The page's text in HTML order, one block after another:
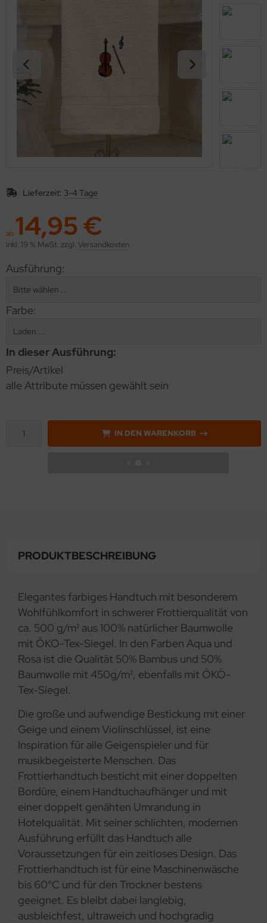
Lieferzeit: 3-4 Tage
ab 14,95 €
inkl. 19 % MwSt. zzgl. Versandkosten
Ausführung:
Farbe:
In dieser Ausführung:
Preis/Artikel
alle Attribute müssen gewählt sein
IN DEN WARENKORB
PRODUKTBESCHREIBUNG
Elegantes farbiges Handtuch mit besonderem
Wohlfühlkomfort in schwerer Frottierqualität von
ca. 500 g/m² aus 100% natürlicher Baumwolle
mit ÖKO-Tex-Siegel. In den Farben Aqua und
Rosa ist die Qualität 50% Bambus und 50%
Baumwolle mit 450g/m², ebenfalls mit ÖKÖ-
Tex-Siegel.
Die große und aufwendige Bestickung mit einer
Geige und einem Violinschlüssel, ist eine
Inspiration für alle Geigenspieler und für
musikbegeisterte Menschen. Das
Frottierhandtuch besticht mit einer doppelten
Bordüre, einem Handtuchaufhänger und mit
einer doppelt genähten Umrandung in
Hotelqualität. Mit seiner schlichten, modernen
Ausführung erfüllt das Handtuch alle
Voraussetzungen für ein zeitloses Design. Das
Frottierhandtuch ist für eine Maschinenwäsche
bis 60°C und für den Trockner bestens
geeignet. Es bleibt dabei langlebig,
ausbleichfest, ultraweich und hochgradig